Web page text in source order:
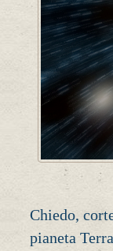
Chiedo,
pianeta